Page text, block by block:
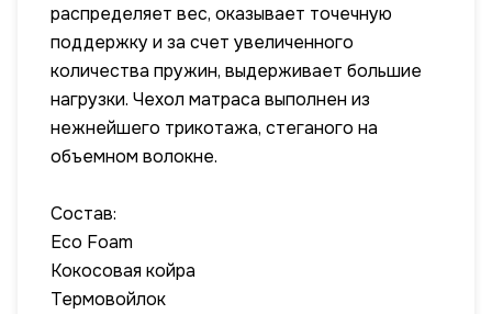
распределяет вес, оказывает точечную
поддержку и за счет увеличенного
количества пружин, выдерживает большие
нагрузки. Чехол матраса выполнен из
нежнейшего трикотажа, стеганого на
объемном волокне.
Состав:
Eco Foam
Кокосовая койра
Термовойлок